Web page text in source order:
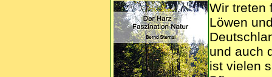
Wir treten
Löwen
und auch
ist vielen